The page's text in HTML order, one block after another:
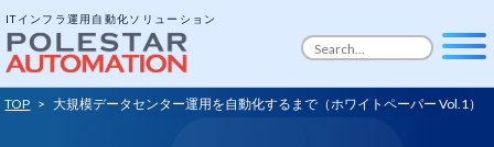
ITインフラ運用自動化ソリューション
TOP > 大規模データセンター運用を自動化するまで（ホワイトペーパー Vol.1）